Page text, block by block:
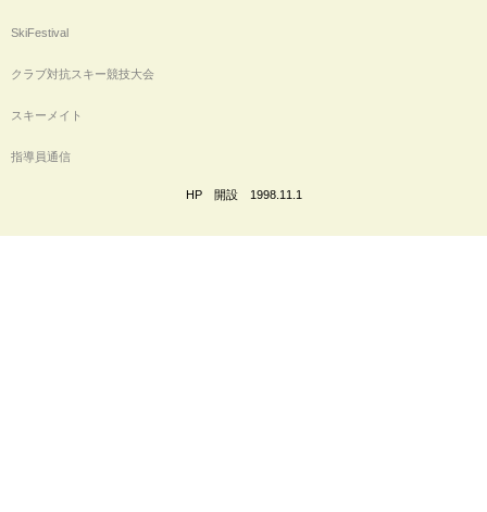
SkiFestival
クラブ対抗スキー競技大会
スキーメイト
指導員通信
HP 開設 1998.11.1